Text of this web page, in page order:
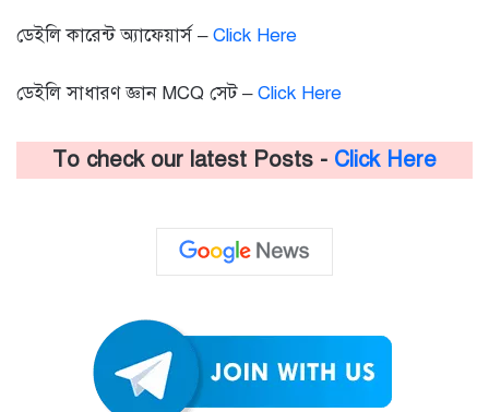
ডেইলি কারেন্ট অ্যাফেয়ার্স –Click Here
ডেইলি সাধারণ জ্ঞান MCQ সেট –Click Here
To check our latest Posts - Click Here